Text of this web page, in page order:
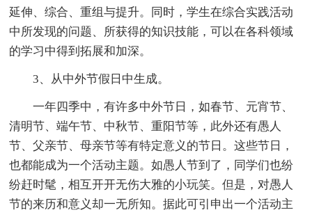
延伸、综合、重组与提升。同时，学生在综合实践活动
中所发现的问题、所获得的知识技能，可以在各科领域
的学习中得到拓展和加深。
3、从中外节假日中生成。
一年四季中，有许多中外节日，如春节、元宵节、
清明节、端午节、中秋节、重阳节等，此外还有愚人
节、父亲节、母亲节等有特定意义的节日。这些节日，
也都能成为一个活动主题。如愚人节到了，同学们也纷
纷赶时髦，相互开开无伤大雅的小玩笑。但是，对愚人
节的来历和意义却一无所知。据此可引申出一个活动主